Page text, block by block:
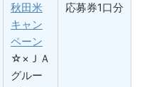
秋田米
キャン
ペーン
☆×ＪＡ
グルー
応募券1口分